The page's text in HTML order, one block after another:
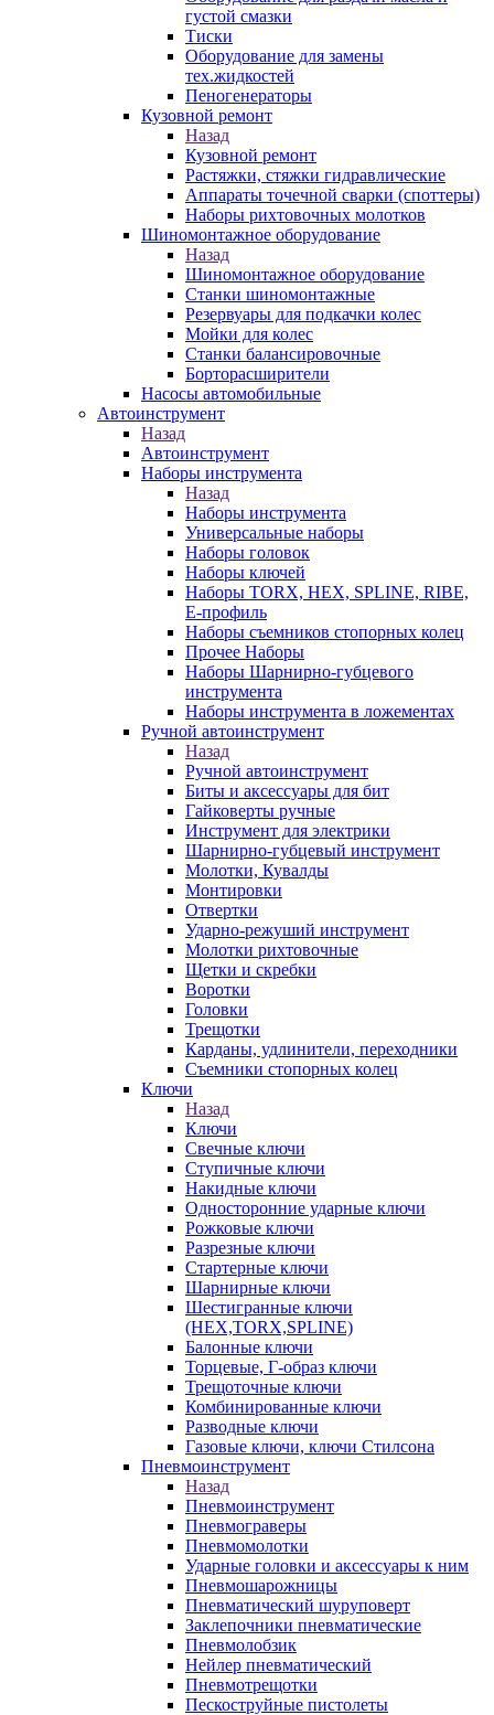
густой смазки
Тиски
Оборудование для замены
тех.жидкостей
Пеногенераторы
Кузовной ремонт
Назад
Кузовной ремонт
Растяжки, стяжки гидравлические
Аппараты точечной сварки (споттеры)
Наборы рихтовочных молотков
Шиномонтажное оборудование
Назад
Шиномонтажное оборудование
Станки шиномонтажные
Резервуары для подкачки колес
Мойки для колес
Станки балансировочные
Борторасширители
Насосы автомобильные
Автоинструмент
Назад
Автоинструмент
Наборы инструмента
Назад
Наборы инструмента
Универсальные наборы
Наборы головок
Наборы ключей
Наборы TORX, HEX, SPLINE, RIBE,
E-профиль
Наборы съемников стопорных колец
Прочее Наборы
Наборы Шарнирно-губцевого
инструмента
Наборы инструмента в ложементах
Ручной автоинструмент
Назад
Ручной автоинструмент
Биты и аксессуары для бит
Гайковерты ручные
Инструмент для электрики
Шарнирно-губцевый инструмент
Молотки, Кувалды
Монтировки
Отвертки
Ударно-режуший инструмент
Молотки рихтовочные
Щетки и скребки
Воротки
Головки
Трещотки
Карданы, удлинители, переходники
Съемники стопорных колец
Ключи
Назад
Ключи
Свечные ключи
Ступичные ключи
Накидные ключи
Односторонние ударные ключи
Рожковые ключи
Разрезные ключи
Стартерные ключи
Шарнирные ключи
Шестигранные ключи
(HEX,TORX,SPLINE)
Балонные ключи
Торцевые, Г-образ ключи
Трещоточные ключи
Комбинированные ключи
Разводные ключи
Газовые ключи, ключи Стилсона
Пневмоинструмент
Назад
Пневмоинструмент
Пневмограверы
Пневмомолотки
Ударные головки и аксессуары к ним
Пневмошарожницы
Пневматический шуруповерт
Заклепочники пневматические
Пневмолобзик
Нейлер пневматический
Пневмотрещотки
Пескоструйные пистолеты